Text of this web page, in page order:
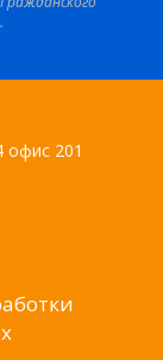
офис 201